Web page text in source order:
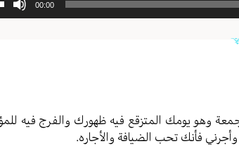
00:00
وهو يومك المتزقع فيه ظهورك والفرج فيه
فأنك تحب الضيافة والأجاره.